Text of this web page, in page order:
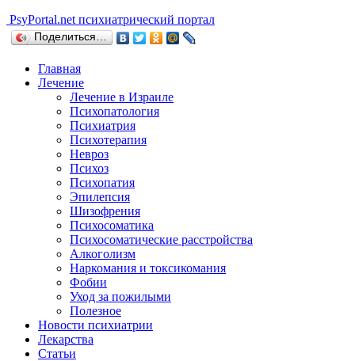
PsyPortal.net психиатрический портал
Поделиться…
Главная
Лечение
Лечение в Израиле
Психопатология
Психиатрия
Психотерапия
Невроз
Психоз
Психопатия
Эпилепсия
Шизофрения
Психосоматика
Психосоматические расстройства
Алкоголизм
Наркомания и токсикомания
Фобии
Уход за пожилыми
Полезное
Новости психиатрии
Лекарства
Статьи